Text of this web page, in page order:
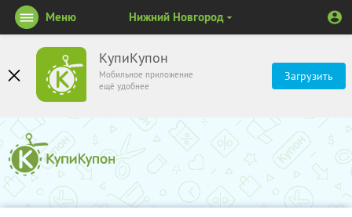
КупиКупон
Мобильное приложение
ещё удобнее
Загрузить
Меню Нижний Новгород